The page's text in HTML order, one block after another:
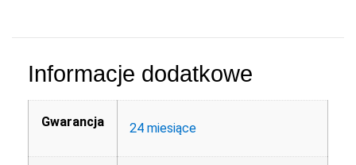
Informacje dodatkowe
Gwarancja 24 miesiące